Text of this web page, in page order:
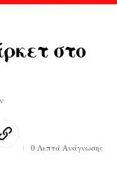
στο
0 Λεπτά Ανάγνωσης